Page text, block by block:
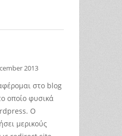
2013
στο blog
οποίο φυσικά
O
μερικούς